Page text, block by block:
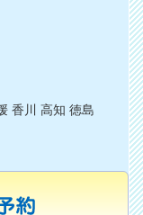
香川 高知 徳島